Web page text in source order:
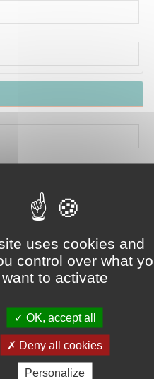
uses cookies and
control over what
want to activate
OK, accept all
Deny all cookies
Personalize
reconnais avoir lu laPolitique de
de confidentialité et je